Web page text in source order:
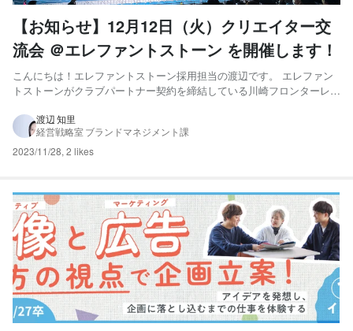
【お知らせ】12月12日（火）クリエイター交
流会 ＠エレファントストーン を開催します！
こんにちは！エレファントストーン採用担当の渡辺です。 エレファン
トストーンがクラブパートナー契約を締結している川崎フロンターレ様
グ・Kリーグ1に加盟する蔚山現代FCと対戦。 そこで今回、その試合を
日本から応援しながらクリエイター同士の交流を深...
渡辺 知里
経営戦略室 ブランドマネジメント課
2023/11/28, 2 likes